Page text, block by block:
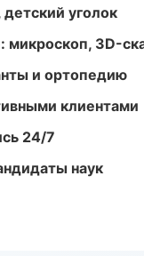
уголок
микроскоп, 3D-
и ортопедию
клиентами
24/7
наук